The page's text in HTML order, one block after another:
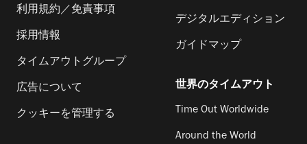
利用規約／免責事項
採用情報
タイムアウトグループ
広告について
クッキーを管理する
デジタルエディション
ガイドマップ
世界のタイムアウト
Time Out Worldwide
Around the World